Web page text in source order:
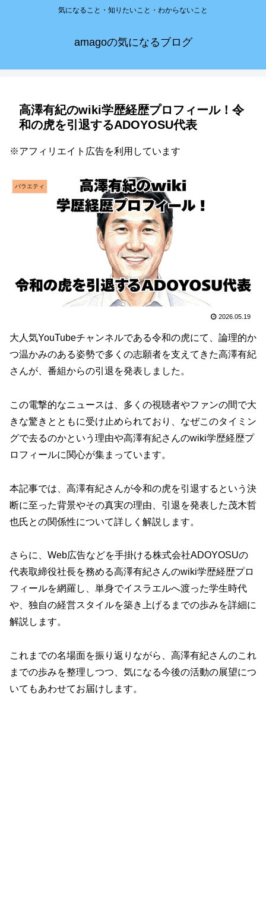
気になること・知りたいこと・わからないこと
amagoの気になるブログ
高澤有紀のwiki学歴経歴プロフィール！令
和の虎を引退するADOYOSU代表
※アフィリエイト広告を利用しています
バラエティ
2026.05.19
大人気YouTubeチャンネルである令和の虎にて、論理的か
つ温かみのある姿勢で多くの志願者を支えてきた高澤有紀
さんが、番組からの引退を発表しました。
この電撃的なニュースは、多くの視聴者やファンの間で大
きな驚きとともに受け止められており、なぜこのタイミン
グで去るのかという理由や高澤有紀さんのwiki学歴経歴プ
ロフィールに関心が集まっています。
本記事では、高澤有紀さんが令和の虎を引退するという決
断に至った背景やその真実の理由、引退を発表した茂木哲
也氏との関係性について詳しく解説します。
さらに、Web広告などを手掛ける株式会社ADOYOSUの
代表取締役社長を務める高澤有紀さんのwiki学歴経歴プロ
フィールを網羅し、単身でイスラエルへ渡った学生時代
や、独自の経営スタイルを築き上げるまでの歩みを詳細に
解説します。
これまでの名場面を振り返りながら、高澤有紀さんのこれ
までの歩みを整理しつつ、気になる今後の活動の展望につ
いてもあわせてお届けします。